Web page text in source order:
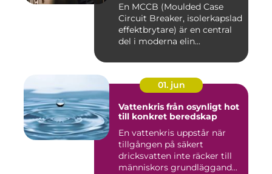
En MCCB (Moulded Case
Circuit Breaker, isolerkapslad
effektbrytare) är en central
del i moderna elin...
01. jun
Vattenkris från osynligt hot
till konkret beredskap
En vattenkris uppstår när
tillgången på säkert
dricksvatten inte räcker till
människors grundläggand...